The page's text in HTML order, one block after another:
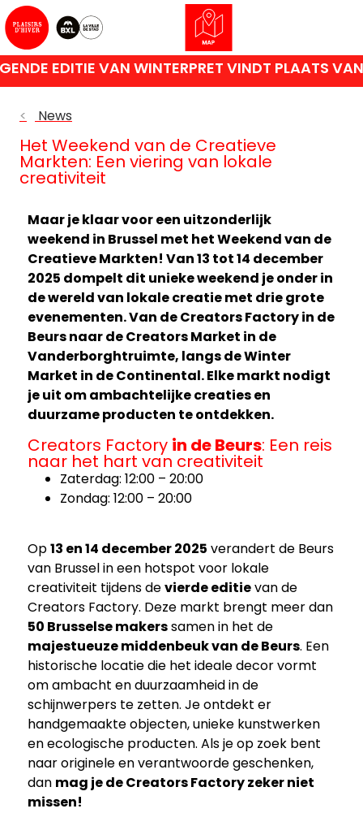
EDITIE VAN WINTERPRET VINDT PLAATS
< News
Het Weekend van de Creatieve
Markten: Een viering van lokale
creativiteit
Maar je klaar voor een uitzonderlijk
weekend in Brussel met het Weekend van de
Creatieve Markten! Van 13 tot 14 december
2025 dompelt dit unieke weekend je onder in
de wereld van lokale creatie met drie grote
evenementen. Van de Creators Factory in de
Beurs naar de Creators Market in de
Vanderborghtruimte, langs de Winter
Market in de Continental.Elke markt nodigt
je uit om ambachtelijke creaties en
duurzame producten te ontdekken.
Creators Factory in de Beurs: Een reis
naar het hart van creativiteit
Zaterdag: 12:00 – 20:00
Zondag: 12:00 – 20:00
Op13 en 14 december 2025 verandert de Beurs
van Brussel in een hotspot voor lokale
creativiteit tijdens devierde editievan de
Creators Factory. Deze markt brengt meer dan
50 Brusselse makerssamen in het de
majestueuze middenbeuk van de Beurs. Een
historische locatie die het ideale decor vormt
om ambacht en duurzaamheid in de
schijnwerpers te zetten. Je ontdekt er
handgemaakte objecten, unieke kunstwerken
en ecologische producten. Als je op zoek bent
naar originele en verantwoorde geschenken,
dan mag je de Creators Factory zeker niet
missen!